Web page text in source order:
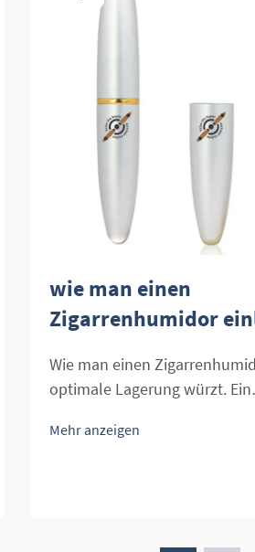
wie man einen
Zigarrenhumidor
Wie man einen
optimale Lagerung würzt. Ein
perfekte Umfeld für Ihre
Mehr anzeigen